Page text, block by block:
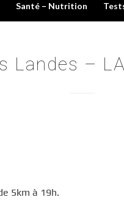
Santé – Nutrition
Landes –
5km à 19h.